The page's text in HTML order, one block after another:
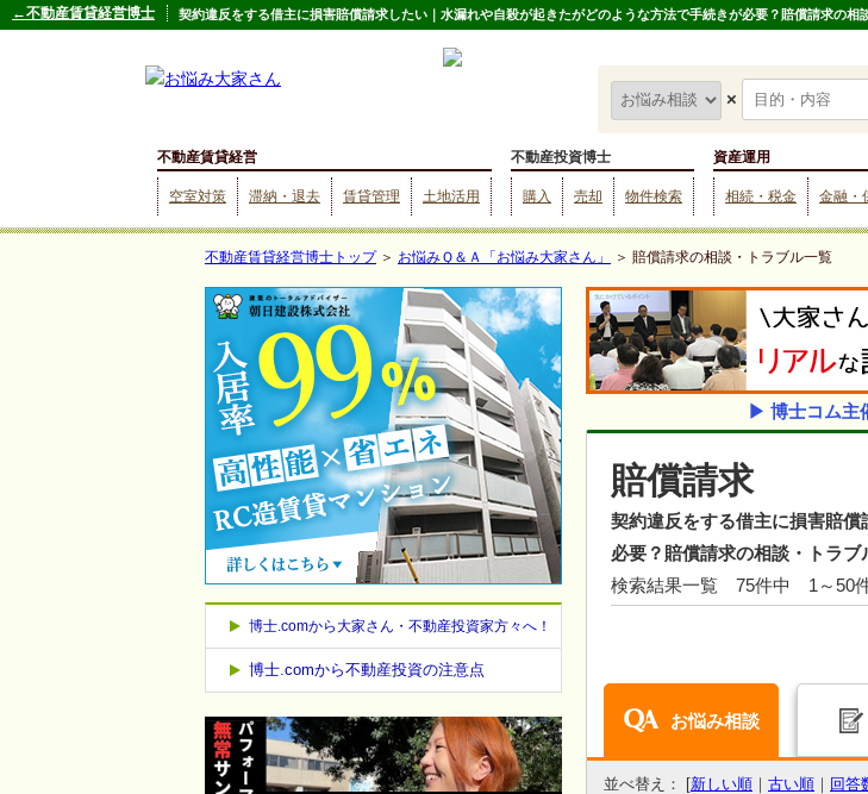
契約違反をする借主に損害賠償請求したい｜水漏れや自殺が起きたがどのような方法で手続きが必要？賠償請求の
×
不動産賃貸経営
空室対策 滞納・退去 賃貸管理 土地活用
不動産投資博士
購入 売却 物件検索
資産運用
相続・税金 金融・
←不動産賃貸経営博士
不動産賃貸経営博士トップ＞ お悩みＱ＆Ａ「お悩み大家さん」 ＞ 賠償請求の相談・トラブル一覧
▶ 博士コム主
賠償請求
契約違反をする借主に損害賠
必要？賠償請求の相談・トラブ
検索結果一覧 75件中 1～50
お悩み相談
並べ替え： [新しい順 ｜ 古い順 ｜ 回答
博士.comから大家さん・不動産投資家方々へ！
博士.comから不動産投資の注意点